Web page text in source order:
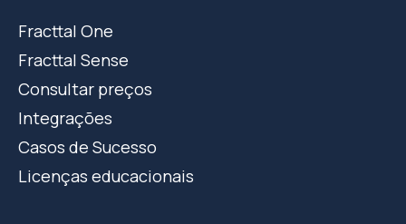
Fracttal One
Fracttal Sense
Consultar preços
Integrações
Casos de Sucesso
Licenças educacionais